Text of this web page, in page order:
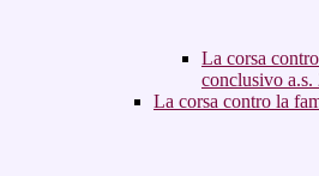
La corsa
conclusivo a.s.
La corsa contro la